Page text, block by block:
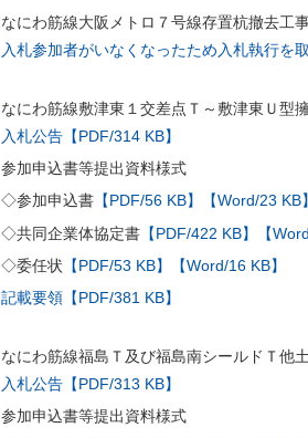
なにわ筋線大阪メトロ７号線存置杭撤去工
入札参加者がいなくなったため入札執行を
なにわ筋線敷津東１交差点Ｔ～敷津東Ｕ型
入札公告【PDF/314 KB】
参加申込書等提出資料様式
◇参加申込書【PDF/56 KB】
【Word/23 KB】
◇共同企業体協定書【PDF/422 KB】
【
◇委任状 【PDF/53 KB】
【Word/16 KB】
記載要領【PDF/381 KB】
なにわ筋線福島Ｔ及び福島南シールドＴ他
入札公告【PDF/313 KB】
参加申込書等提出資料様式